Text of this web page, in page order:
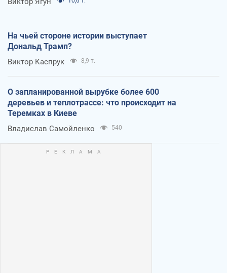
На чьей стороне истории выступает
Дональд Трамп?
Виктор Каспрук 8,9 т.
О запланированной вырубке более 600
деревьев и теплотрассе: что происходит на
Теремках в Киеве
Владислав Самойленко 540